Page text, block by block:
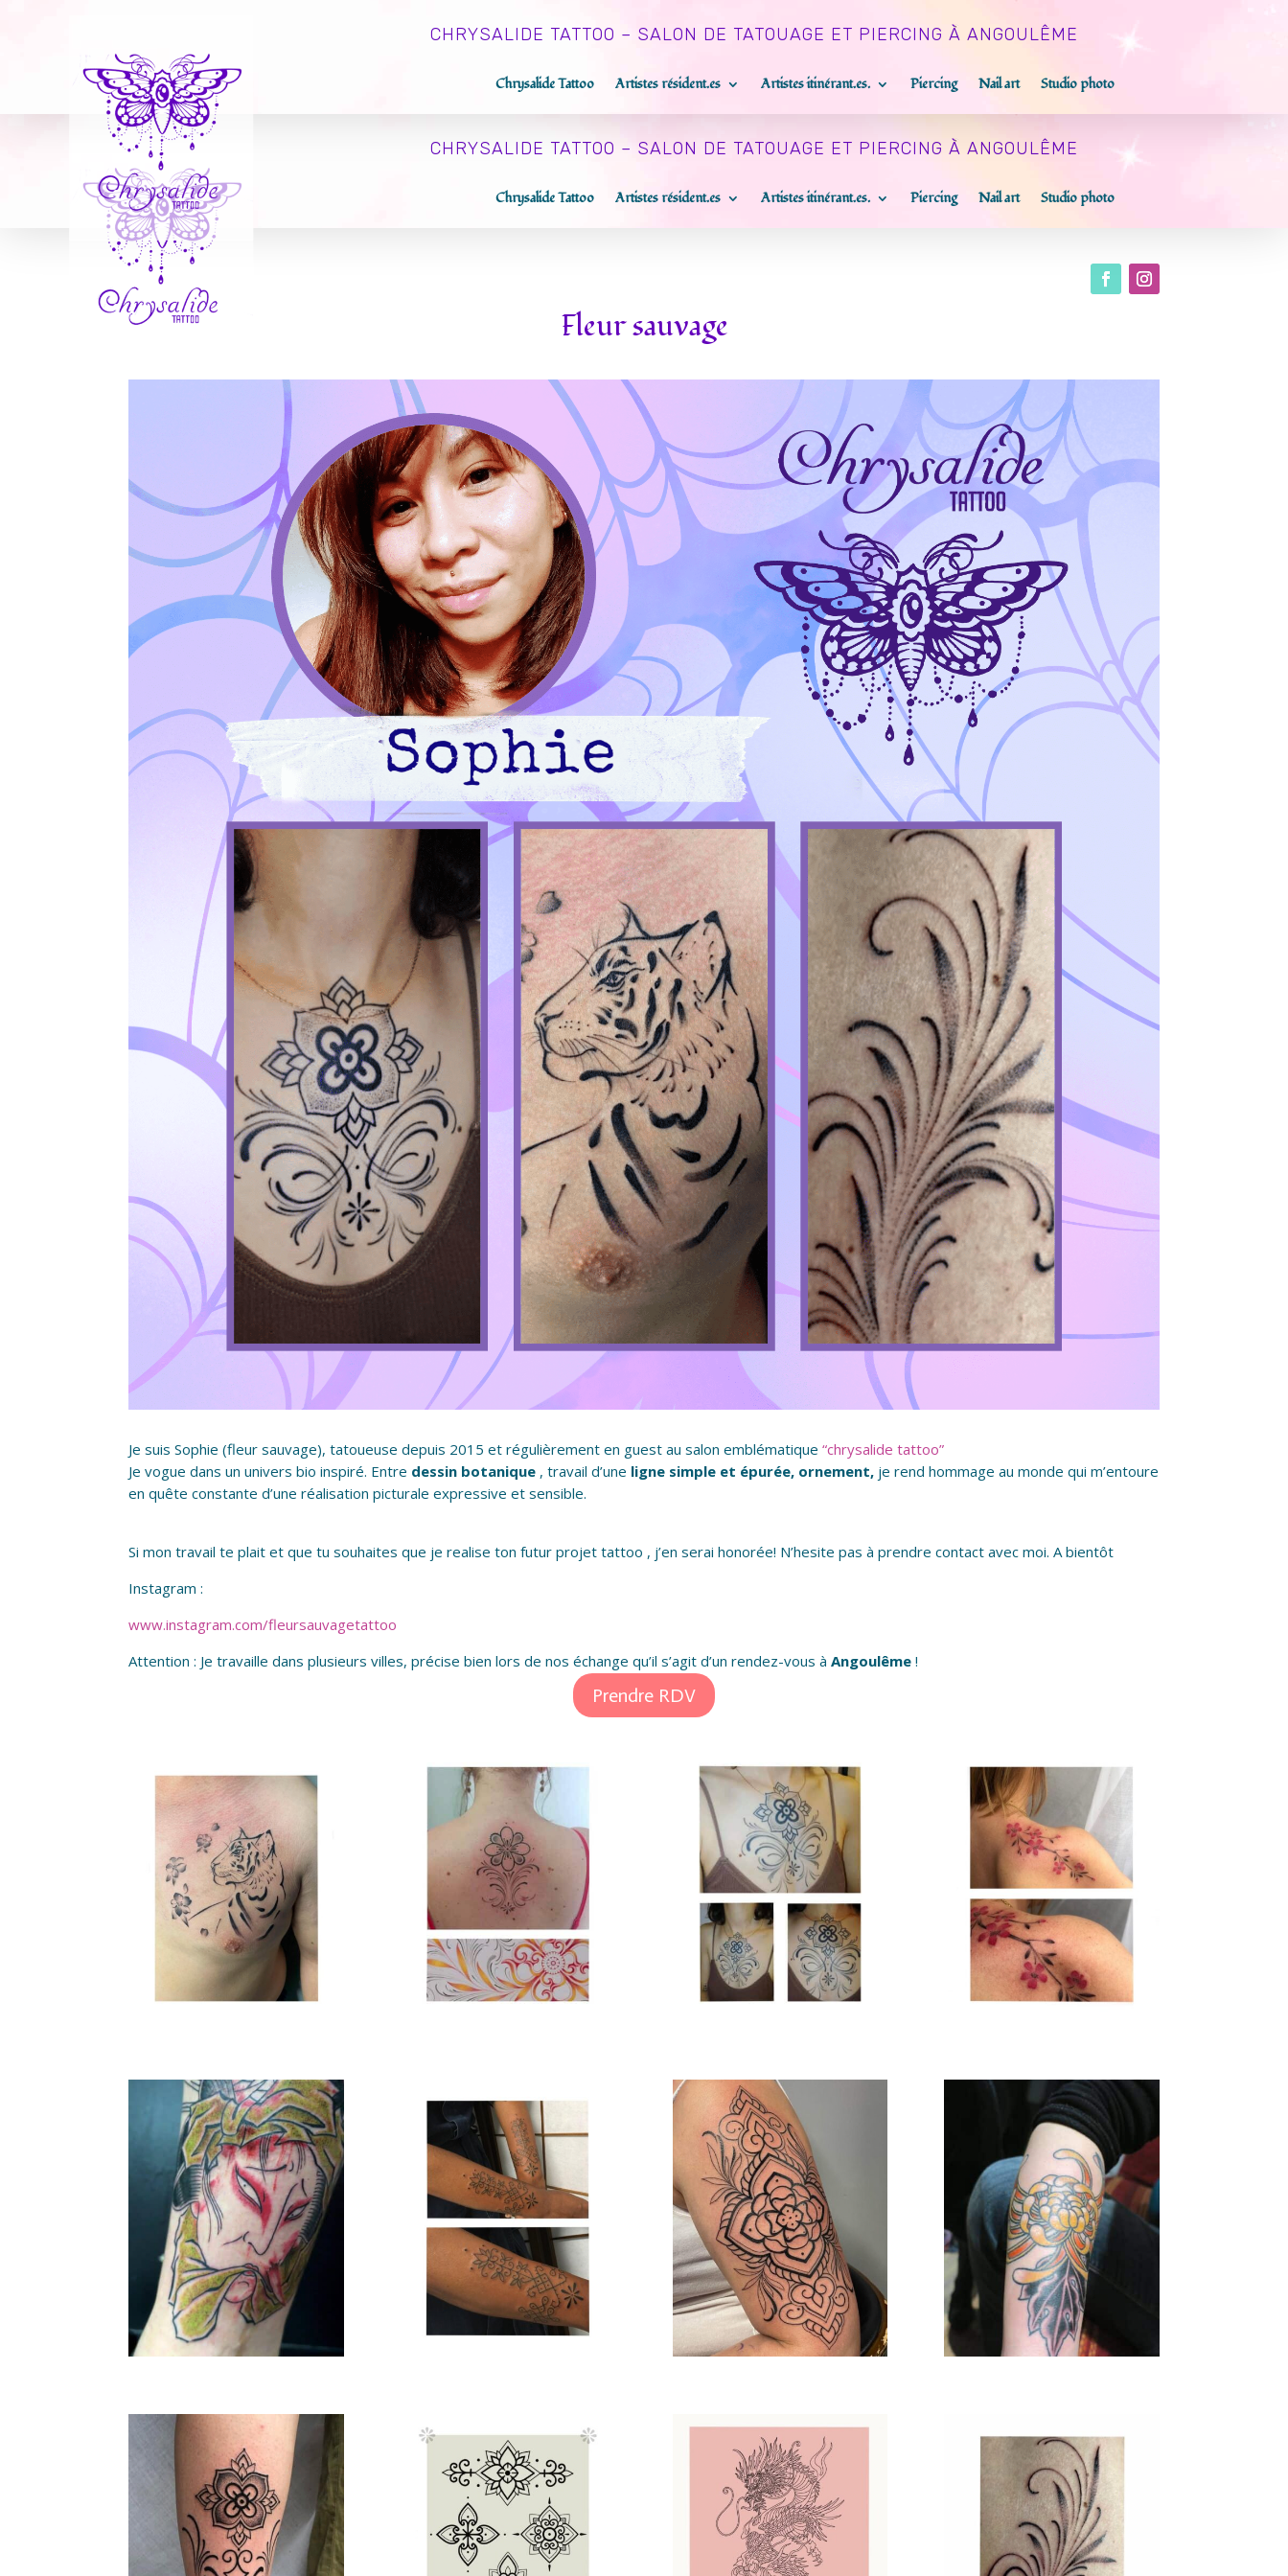
CHRYSALIDE TATTOO – SALON DE TATOUAGE ET PIERCING À ANGOULÊME
Chrysalide Tattoo Artistes résident.es Artistes itinérant.es. Piercing Nail art Studio photo
CHRYSALIDE TATTOO – SALON DE TATOUAGE ET PIERCING À ANGOULÊME
Chrysalide Tattoo Artistes résident.es Artistes itinérant.es. Piercing Nail art Studio photo
Fleur sauvage
Je suis Sophie (fleur sauvage), tatoueuse depuis 2015 et régulièrement en guest au salon emblématique“chrysalide tattoo”
Je vogue dans un univers bio inspiré. Entre dessin botanique , travail d’une ligne simple et épurée, ornement, je rend hommage au monde qui m’entoure
en quête constante d’une réalisation picturale expressive et sensible.
Si mon travail te plait et que tu souhaites que je realise ton futur projet tattoo , j’en serai honorée! N’hesite pas à prendre contact avec moi. A bientôt
Instagram :
www.instagram.com/fleursauvagetattoo
Attention : Je travaille dans plusieurs villes, précise bien lors de nos échange qu’il s’agit d’un rendez-vous àAngoulême !
Prendre RDV